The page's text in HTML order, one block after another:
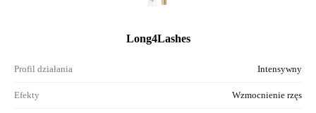
Long4Lashes
Profil działania Intensywny
Efekty Wzmocnienie rzęs